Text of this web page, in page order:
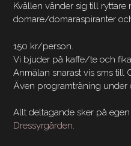
Kvällen vänder sig till ryttare
domare/domaraspiranter
150 kr/person.
Vi bjuder på kaffe/te och
Anmälan snarast vis sms till
Även programträning under
Allt deltagande sker på egen
Dressyrgården.